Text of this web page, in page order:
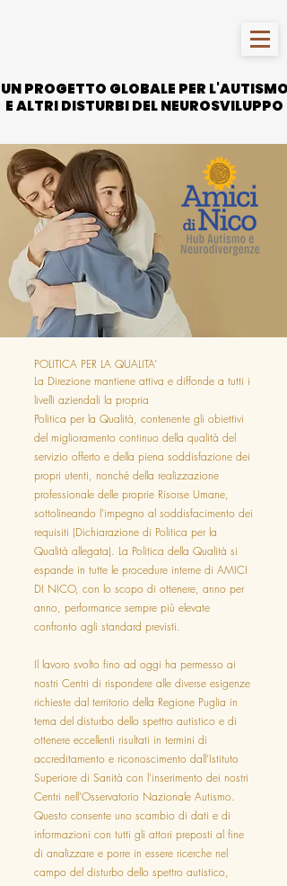
UN PROGETTO GLOBALE PER L'AUTISMO
E ALTRI DISTURBI DEL NEUROSVILUPPO
UN PROGETTO GLOBALE PER L'AUTISMO
E ALTRI DISTURBI DEL NEUROSVILUPPO
POLITICA PER LA QUALITA’
La Direzione mantiene attiva e diffonde a tutti i
livelli aziendali la propria
Politica per la Qualità, contenente gli obiettivi
del miglioramento continuo della qualità del
servizio offerto e della piena soddisfazione dei
propri utenti, nonché della realizzazione
professionale delle proprie Risorse Umane,
sottolineando l’impegno al soddisfacimento dei
requisiti (Dichiarazione di Politica per la
Qualità allegata). La Politica della Qualità si
espande in tutte le procedure interne di AMICI
DI NICO, con lo scopo di ottenere, anno per
anno, performance sempre più elevate
confronto agli standard previsti.
Il lavoro svolto fino ad oggi ha permesso ai
nostri Centri di rispondere alle diverse esigenze
richieste dal territorio della Regione Puglia in
tema del disturbo dello spettro autistico e di
ottenere eccellenti risultati in termini di
accreditamento e riconoscimento dall’Istituto
Superiore di Sanità con l’inserimento dei nostri
Centri nell’Osservatorio Nazionale Autismo.
Questo consente uno scambio di dati e di
informazioni con tutti gli attori preposti al fine
di analizzare e porre in essere ricerche nel
campo del disturbo dello spettro autistico,